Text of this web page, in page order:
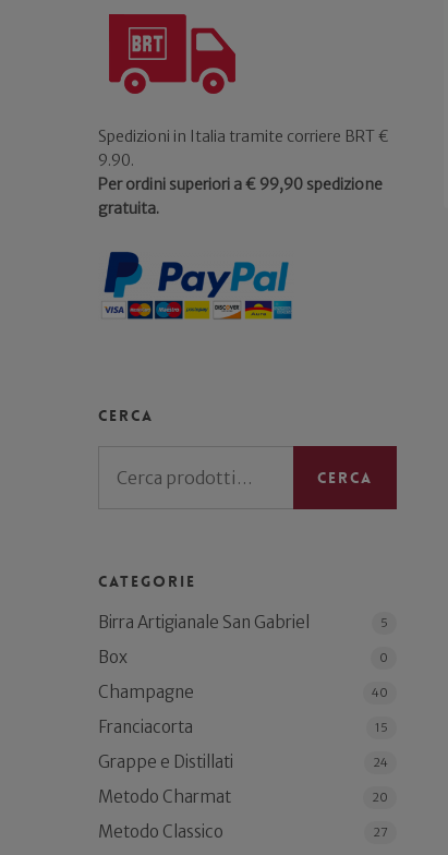
Spedizioni in Italia tramite corriere BRT €
9.90.
Per ordini superiori a € 99,90 spedizione
gratuita.
Cerca
Cerca
Categorie
Birra Artigianale San Gabriel 5
Box 0
Champagne 40
Franciacorta 15
Grappe e Distillati 24
Metodo Charmat 20
Metodo Classico 27